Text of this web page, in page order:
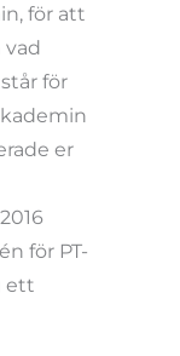
för att
vad
för
er
för PT-
ett